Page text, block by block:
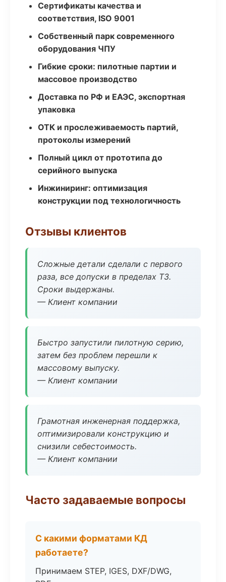
Сертификаты качества и
соответствия, ISO 9001
Собственный парк современного
оборудования ЧПУ
Гибкие сроки: пилотные партии и
массовое производство
Доставка по РФ и ЕАЭС, экспортная
упаковка
ОТК и прослеживаемость партий,
протоколы измерений
Полный цикл от прототипа до
серийного выпуска
Инжиниринг: оптимизация
конструкции под технологичность
Отзывы клиентов
Сложные детали сделали с первого
раза, все допуски в пределах ТЗ.
Сроки выдержаны.
— Клиент компании
Быстро запустили пилотную серию,
затем без проблем перешли к
массовому выпуску.
— Клиент компании
Грамотная инженерная поддержка,
оптимизировали конструкцию и
снизили себестоимость.
— Клиент компании
Часто задаваемые вопросы
С какими форматами КД
работаете?
Принимаем STEP, IGES, DXF/DWG,